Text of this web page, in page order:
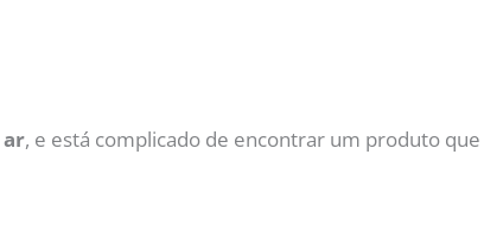
, e está complicado de encontrar um produto que